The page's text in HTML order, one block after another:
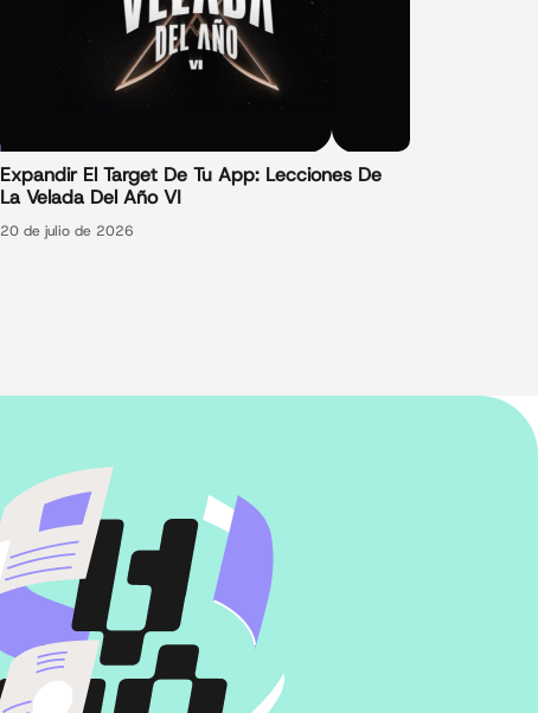
Expandir El Target De Tu App: Lecciones De
La Velada Del Año VI
20 de julio de 2026